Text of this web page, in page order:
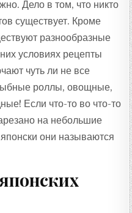
Дело в том, что никто
существует. Кроме
разнообразные
условиях рецепты
чуть ли не все
роллы, овощные,
Если что-то во что-то
на небольшие
они называются